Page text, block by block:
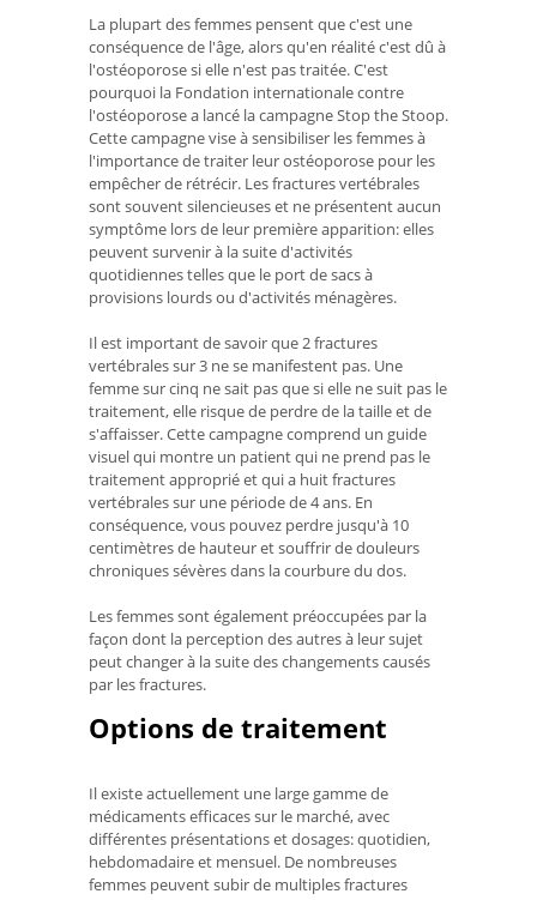
La plupart des femmes pensent que c'est une
conséquence de l'âge, alors qu'en réalité c'est dû à
l'ostéoporose si elle n'est pas traitée. C'est
pourquoi la Fondation internationale contre
l'ostéoporose a lancé la campagne Stop the Stoop.
Cette campagne vise à sensibiliser les femmes à
l'importance de traiter leur ostéoporose pour les
empêcher de rétrécir. Les fractures vertébrales
sont souvent silencieuses et ne présentent aucun
symptôme lors de leur première apparition: elles
peuvent survenir à la suite d'activités
quotidiennes telles que le port de sacs à
provisions lourds ou d'activités ménagères.
Il est important de savoir que 2 fractures
vertébrales sur 3 ne se manifestent pas. Une
femme sur cinq ne sait pas que si elle ne suit pas le
traitement, elle risque de perdre de la taille et de
s'affaisser. Cette campagne comprend un guide
visuel qui montre un patient qui ne prend pas le
traitement approprié et qui a huit fractures
vertébrales sur une période de 4 ans. En
conséquence, vous pouvez perdre jusqu'à 10
centimètres de hauteur et souffrir de douleurs
chroniques sévères dans la courbure du dos.
Les femmes sont également préoccupées par la
façon dont la perception des autres à leur sujet
peut changer à la suite des changements causés
par les fractures.
Options de traitement
Il existe actuellement une large gamme de
médicaments efficaces sur le marché, avec
différentes présentations et dosages: quotidien,
hebdomadaire et mensuel. De nombreuses
femmes peuvent subir de multiples fractures